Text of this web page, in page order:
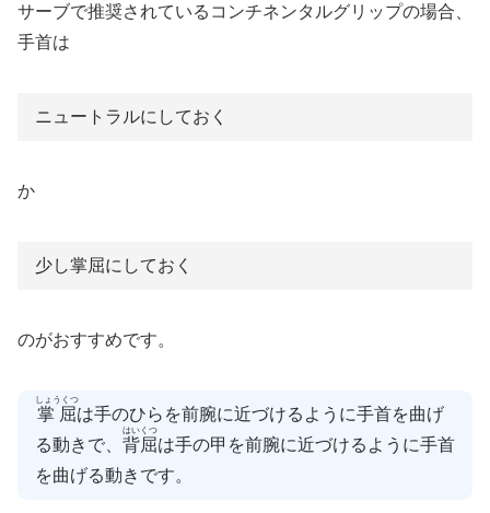
サーブで推奨されているコンチネンタルグリップの場合、
手首は
ニュートラルにしておく
か
少し掌屈にしておく
のがおすすめです。
掌屈
しょうくつ
は手のひらを前腕に近づけるように手首を曲げ
る動きで、 背屈
はいくつ
は手の甲を前腕に近づけるように手首
を曲げる動きです。